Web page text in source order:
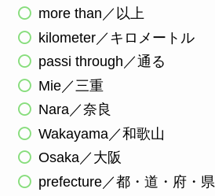
more than／以上
kilometer／キロメートル
passi through／通る
Mie／三重
Nara／奈良
Wakayama／和歌山
Osaka／大阪
prefecture／都・道・府・県